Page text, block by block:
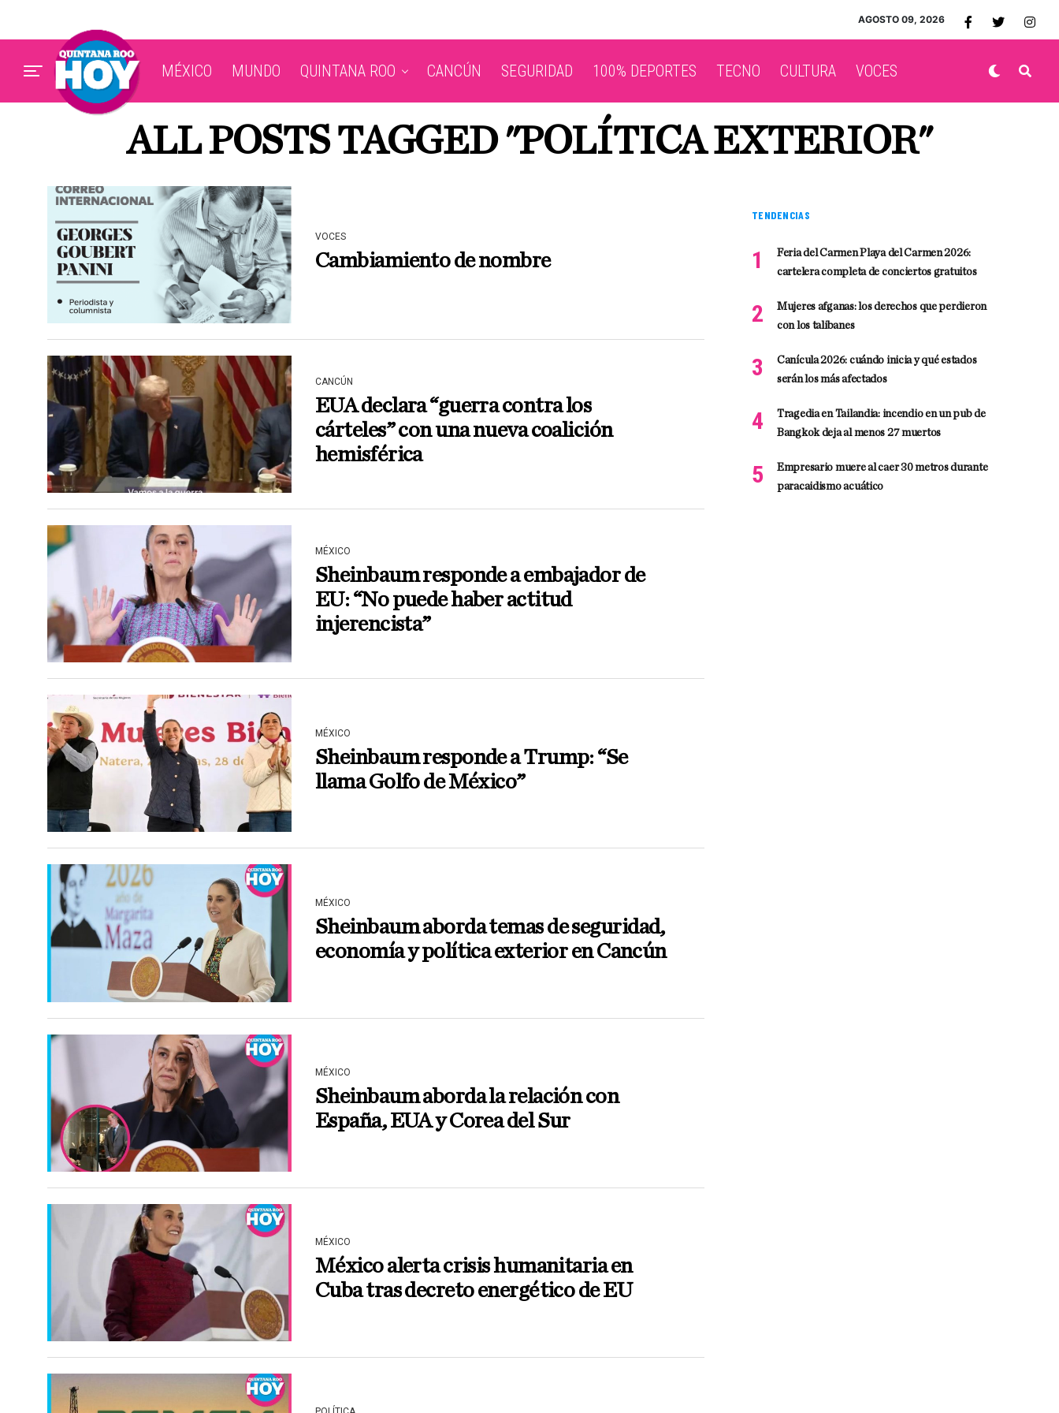
AGOSTO 09, 2026
MÉXICO MUNDO QUINTANA ROO CANCÚN SEGURIDAD 100% DEPORTES TECNO CULTURA VOCES
ALL POSTS TAGGED "POLÍTICA EXTERIOR"
VOCES
Cambiamiento de nombre
CANCÚN
EUA declara “guerra contra los
cárteles” con una nueva coalición
hemisférica
MÉXICO
Sheinbaum responde a embajador de
EU: “No puede haber actitud
injerencista”
MÉXICO
Sheinbaum responde a Trump: “Se
llama Golfo de México”
MÉXICO
Sheinbaum aborda temas de seguridad,
economía y política exterior en Cancún
MÉXICO
Sheinbaum aborda la relación con
España, EUA y Corea del Sur
MÉXICO
México alerta crisis humanitaria en
Cuba tras decreto energético de EU
TENDENCIAS
Feria del Carmen Playa del Carmen 2026:
cartelera completa de conciertos gratuitos
Mujeres afganas: los derechos que perdieron
con los talibanes
Canícula 2026: cuándo inicia y qué estados
serán los más afectados
Tragedia en Tailandia: incendio en un pub de
Bangkok deja al menos 27 muertos
Empresario muere al caer 30 metros durante
paracaidismo acuático